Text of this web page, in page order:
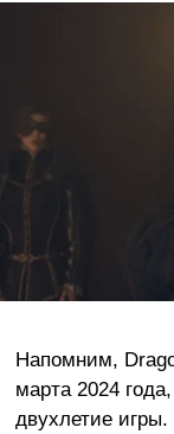
Напомним,
марта 2024
двухлетие